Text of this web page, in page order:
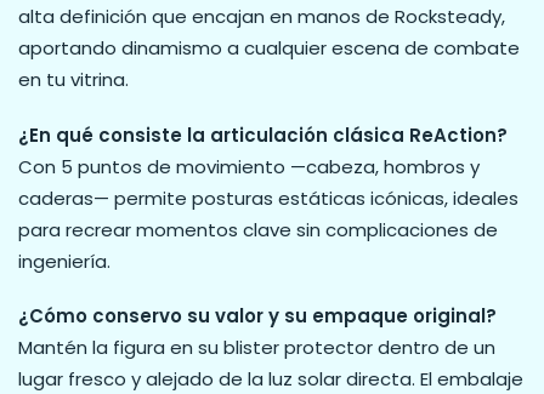
alta definición que encajan en manos de Rocksteady,
aportando dinamismo a cualquier escena de combate
en tu vitrina.
¿En qué consiste la articulación clásica ReAction?
Con 5 puntos de movimiento —cabeza, hombros y
caderas— permite posturas estáticas icónicas, ideales
para recrear momentos clave sin complicaciones de
ingeniería.
¿Cómo conservo su valor y su empaque original?
Mantén la figura en su blister protector dentro de un
lugar fresco y alejado de la luz solar directa. El embalaje